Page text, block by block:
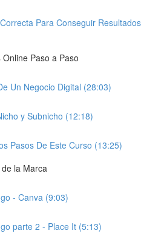
Para Conseguir Resultados
Paso a Paso
Un Negocio Digital (28:03)
y Subnicho (12:18)
Pasos De Este Curso (13:25)
la Marca
- Canva (9:03)
parte 2 - Place It (5:13)